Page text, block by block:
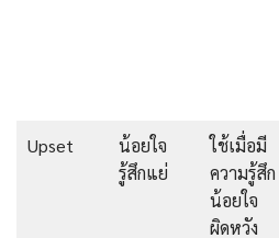
Upset
น้อยใจ
รู้สึกแย่
ใช้เมื่อมี
ความรู้สึก
น้อยใจ
ผิดหวัง